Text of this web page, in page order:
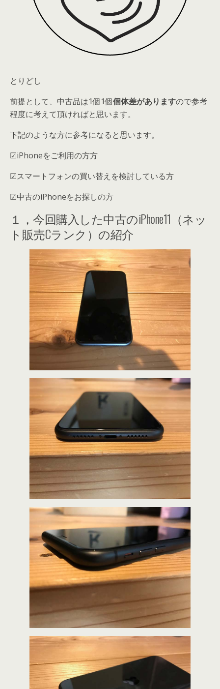
とりどし
前提として、中古品は1個1個個体差がありますので参考
程度に考えて頂ければと思います。
下記のような方に参考になると思います。
☑iPhoneをご利用の方方
☑スマートフォンの買い替えを検討している方
☑中古のiPhoneをお探しの方
１，今回購入した中古のiPhone11（ネッ
ト販売Cランク）の紹介